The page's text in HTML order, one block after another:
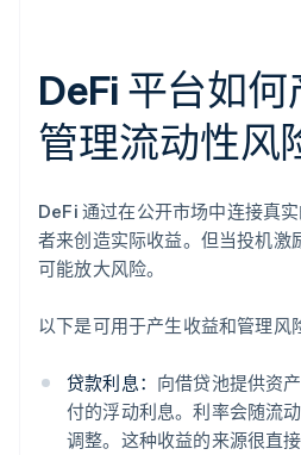
DeFi 平台如
管理流动性风
DeFi 通过在公开市场中连接真
者来创造实际收益。但当投机激
可能放大风险。
以下是可用于产生收益和管理风
贷款利息： 向借贷池提供资
付的浮动利息。利率会随流
调整。这种收益的来源很直